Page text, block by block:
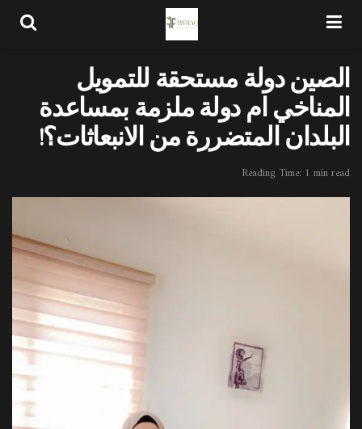
الصين دولة مستحقة للتمويل
المناخي ام دولة ملزمة بمساعدة
البلدان المتضررة من الانبعاثات؟!
Reading Time: 1 min read